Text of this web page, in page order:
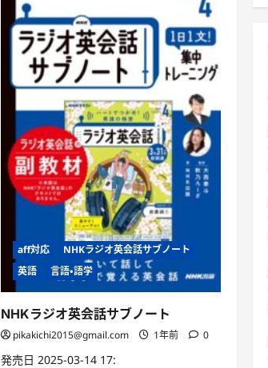
か
る！！
英
語
ク
ト
図
鑑
に
つ
い
て
さ
ら
に
読
む
aff対応
NHKラジオ英会話サブノート
英語
言語・語学
NHKラジオ英会話サブノート
pikakichi2015@gmail.com 1年前 0
発売日 2025-03-14 17: